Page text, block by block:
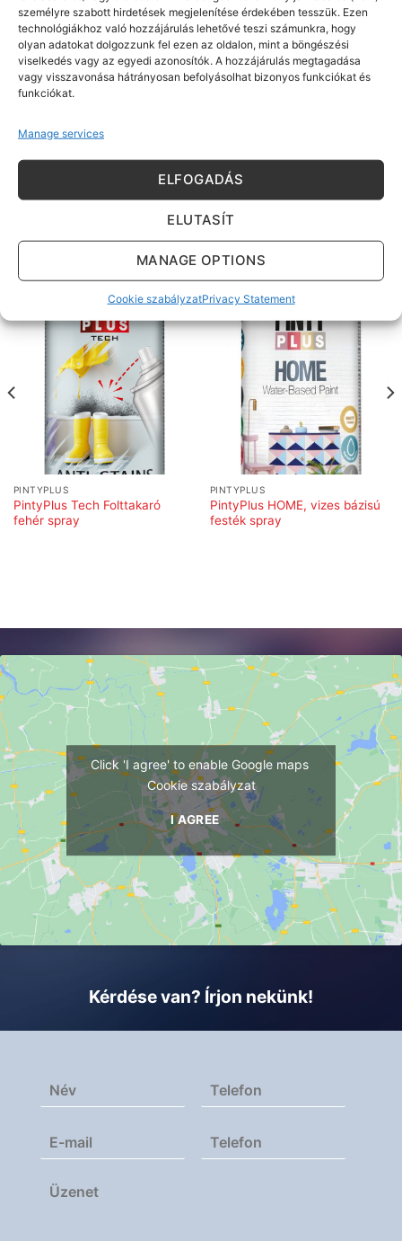
személyre szabott hirdetések megjelenítése érdekében tesszük. Ezen
technológiákhoz való hozzájárulás lehetővé teszi számunkra, hogy
olyan adatokat dolgozzunk fel ezen az oldalon, mint a böngészési
viselkedés vagy az egyedi azonosítók. A hozzájárulás megtagadása
vagy visszavonása hátrányosan befolyásolhat bizonyos funkciókat és
funkciókat.
Manage services
ELFOGADÁS
ELUTASÍT
MANAGE OPTIONS
Cookie szabályzatPrivacy Statement
Tippek:
Festett felület esetén a pergő részeket távolítsuk el, a
régi festéket pedig finom csiszolóval csiszoljuk meg a
A tökéletes felület elérése érdekében fessük át PINTY
PLUS EVOLUTION, BASIC vagy AQUA festéksprayvel.
KAPCSOLÓDÓ TERMÉKEK
PINTYPLUS
PintyPlus Tech Folttakaró
fehér spray
PINTYPLUS
PintyPlus HOME, vizes bázisú
festék spray
Click 'I agree' to enable Google maps
Cookie szabályzat
I AGREE
Kérdése van? Írjon nekünk!